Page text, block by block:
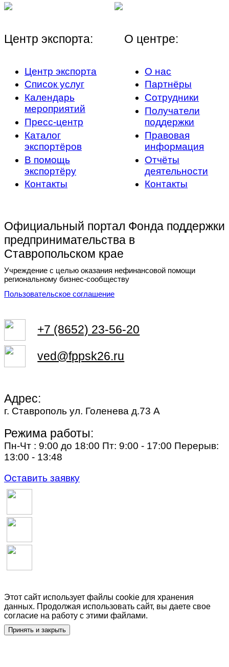
Центр экспорта:
Центр экспорта
Список услуг
Календарь
мероприятий
Пресс-центр
Каталог
экспортёров
В помощь
экспортёру
Контакты
О центре:
О нас
Партнёры
Сотрудники
Получатели
поддержки
Правовая
информация
Отчёты
деятельности
Контакты
Официальный портал Фонда поддержки
предпринимательства в
Ставропольском крае
Учреждение с целью оказания нефинансовой помощи
региональному бизнес-сообществу
Пользовательское соглашение
+7 (8652) 23-56-20
ved@fppsk26.ru
Адрес:
г. Ставрополь ул. Голенева д.73 A
Режима работы:
Пн-Чт : 9:00 до 18:00 Пт: 9:00 - 17:00 Перерыв:
13:00 - 13:48
Оставить заявку
Этот сайт использует файлы cookie для хранения
данных. Продолжая использовать сайт, вы даете свое
согласие на работу с этими файлами.
Принять и закрыть